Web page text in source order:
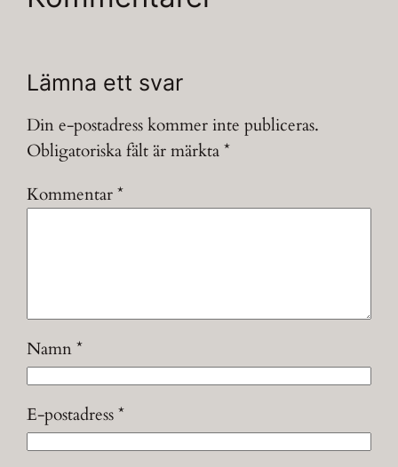
Lämna ett svar
Din e-postadress kommer inte publiceras.
Obligatoriska fält är märkta*
Kommentar*
Namn*
E-postadress*